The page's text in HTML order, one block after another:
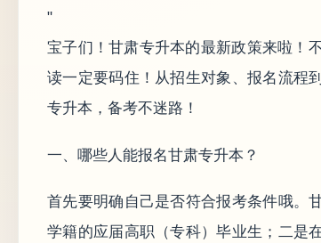
"
宝子们！甘肃专升本的最新政策来啦！
读一定要码住！从招生对象、报名流程
专升本，备考不迷路！
一、哪些人能报名甘肃专升本？
首先要明确自己是否符合报考条件哦。
学籍的应届高职（专科）毕业生；二是